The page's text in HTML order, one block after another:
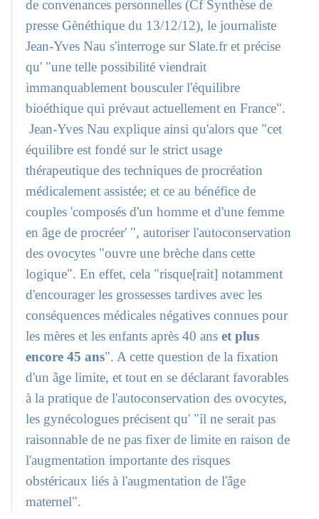
de convenances personnelles (Cf Synthèse de
presse Gènéthique du 13/12/12), le journaliste
Jean-Yves Nau s'interroge sur Slate.fr et précise
qu' "une telle possibilité viendrait
immanquablement bousculer l'équilibre
bioéthique qui prévaut actuellement en France".
Jean-Yves Nau explique ainsi qu'alors que "cet
équilibre est fondé sur le strict usage
thérapeutique des techniques de procréation
médicalement assistée; et ce au bénéfice de
couples 'composés d'un homme et d'une femme
en âge de procréer' ", autoriser l'autoconservation
des ovocytes "ouvre une brèche dans cette
logique". En effet, cela "risque[rait] notamment
d'encourager les grossesses tardives avec les
conséquences médicales négatives connues pour
les mères et les enfants après 40 anset plus
encore 45 ans". A cette question de la fixation
d'un âge limite, et tout en se déclarant favorables
à la pratique de l'autoconservation des ovocytes,
les gynécologues précisent qu' "il ne serait pas
raisonnable de ne pas fixer de limite en raison de
l'augmentation importante des risques
obstéricaux liés à l'augmentation de l'âge
maternel".